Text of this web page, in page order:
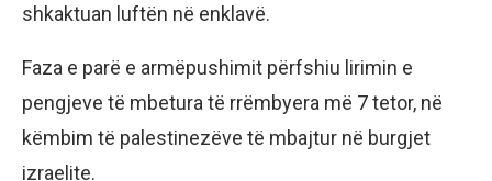
shkaktuan luftën në enklavë.
Faza e parë e armëpushimit përfshiu lirimin e
pengjeve të mbetura të rrëmbyera më 7 tetor, në
këmbim të palestinezëve të mbajtur në burgjet
izraelite.